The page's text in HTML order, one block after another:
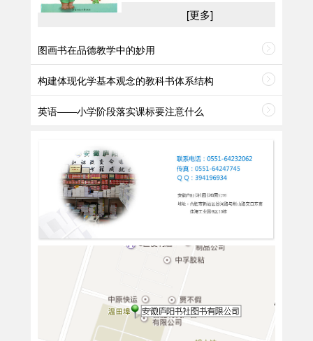
[更多]
图画书在品德教学中的妙用
构建体现化学基本观念的教科书体系结构
英语——小学阶段落实课标要注意什么